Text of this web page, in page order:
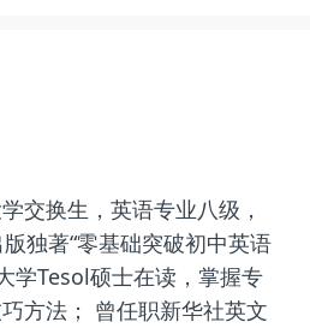
交换生，英语专业八级，
独著“零基础突破初中英语
学Tesol硕士在读，掌握专
方法； 曾任职新华社英文